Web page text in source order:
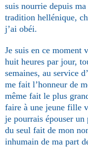
suis nourrie depuis
tradition hellénique,
j’ai obéi.
Je suis en ce moment
huit heures par jour,
semaines, au service
me fait l’honneur de
même fait le plus
faire à une jeune fille
je pourrais épouser
du seul fait de mon
inhumain de ma part